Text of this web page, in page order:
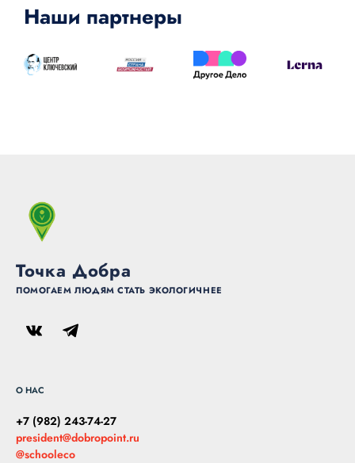
Наши партнеры
Точка Добра
ПОМОГАЕМ ЛЮДЯМ СТАТЬ ЭКОЛОГИЧНЕЕ
О НАС
+7 (982) 243-74-27
president@dobropoint.ru
@schooleco